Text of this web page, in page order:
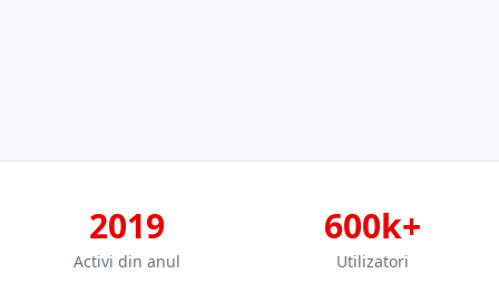
2019
Activi din anul
600k+
Utilizatori